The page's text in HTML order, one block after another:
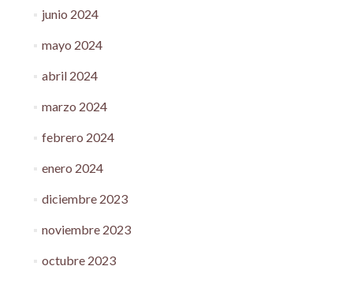
junio 2024
mayo 2024
abril 2024
marzo 2024
febrero 2024
enero 2024
diciembre 2023
noviembre 2023
octubre 2023